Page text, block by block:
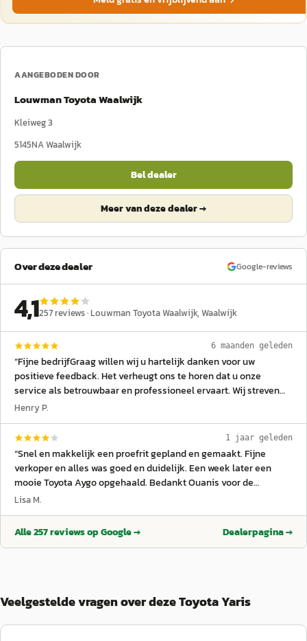
AANGEBODEN DOOR
Louwman Toyota Waalwijk
Kleiweg 3
5145NAWaalwijk
Bel dealer
Meer van deze dealer →
Over deze dealer Google-reviews
4,1257reviews ·Louwman Toyota Waalwijk, Waalwijk
6 maanden geleden
“Fijne bedrijfGraag willen wij u hartelijk danken voor uw
positieve feedback. Het verheugt ons te horen dat u onze
service als betrouwbaar en professioneel ervaart. Wij streven
ernaar om altijd met een Brabantse, no-nonsense mentaliteit te
handhaven. We waarderen uw vertrouwen in ons bedrijf enorm.”
Henry P.
1 jaar geleden
“Snel en makkelijk een proefrit gepland en gemaakt. Fijne
verkoper en alles was goed en duidelijk. Een week later een
mooie Toyota Aygo opgehaald. Bedankt Ouanis voor de
verkoop!
Lisa M.
Alle257reviews op Google → Dealerpagina →
Veelgestelde vragen over deze Toyota Yaris